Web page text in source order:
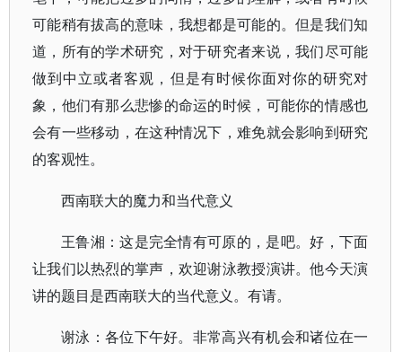
可能稍有拔高的意味，我想都是可能的。但是我们知
道，所有的学术研究，对于研究者来说，我们尽可能
做到中立或者客观，但是有时候你面对你的研究对
象，他们有那么悲惨的命运的时候，可能你的情感也
会有一些移动，在这种情况下，难免就会影响到研究
的客观性。
西南联大的魔力和当代意义
王鲁湘：这是完全情有可原的，是吧。好，下面
让我们以热烈的掌声，欢迎谢泳教授演讲。他今天演
讲的题目是西南联大的当代意义。有请。
谢泳：各位下午好。非常高兴有机会和诸位在一